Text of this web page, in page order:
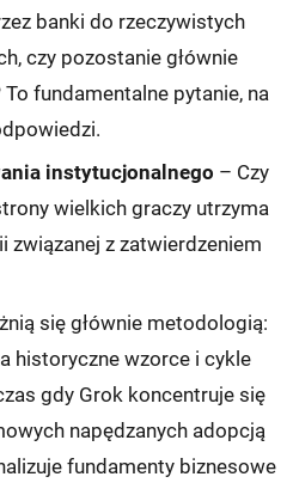
banki do rzeczywistych
czy pozostanie głównie
fundamentalne pytanie, na
instytucjonalnego – Czy
wielkich graczy utrzyma
z zatwierdzeniem
się głównie metodologią:
historyczne wzorce i cykle
gdy Grok koncentruje się
napędzanych adopcją
fundamenty biznesowe